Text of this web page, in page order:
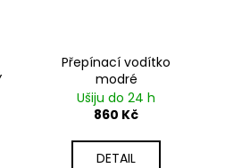
Přepínací vodítko
modré
Ušiju do 24 h
860 Kč
DETAIL